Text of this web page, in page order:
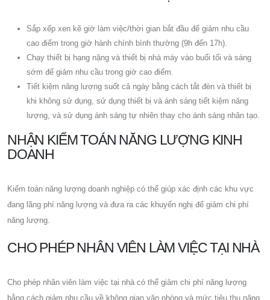
Sắp xếp xen kẽ giờ làm việc/thời gian bắt đầu để giảm nhu cầu
cao điểm trong giờ hành chính bình thường (9h đến 17h).
Chạy thiết bị hạng nặng và thiết bị nhà máy vào buổi tối và sáng
sớm để giảm nhu cầu trong giờ cao điểm.
Tiết kiệm năng lượng suốt cả ngày bằng cách tắt đèn và thiết bị
khi không sử dụng, sử dụng thiết bị và ánh sáng tiết kiệm năng
lượng, và sử dụng ánh sáng tự nhiên thay cho ánh sáng nhân tạo.
NHẬN KIỂM TOÁN NĂNG LƯỢNG KINH
DOANH
Kiểm toán năng lượng doanh nghiệp có thể giúp xác định các khu vực
đang lãng phí năng lượng và đưa ra các khuyến nghị để giảm chi phí
năng lượng.
CHO PHÉP NHÂN VIÊN LÀM VIỆC TẠI NHÀ
Cho phép nhân viên làm việc tại nhà có thể giảm chi phí năng lượng
bằng cách giảm nhu cầu về không gian văn phòng và mức tiêu thụ năng